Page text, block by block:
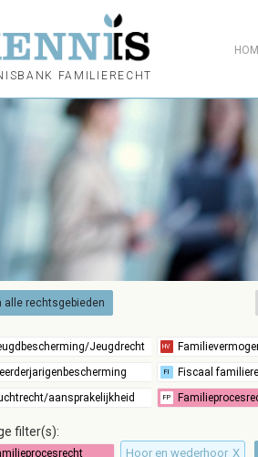
FAMILIERECHT
alle rechtsgebieden
filter(s):
Hoor en wederhoor X